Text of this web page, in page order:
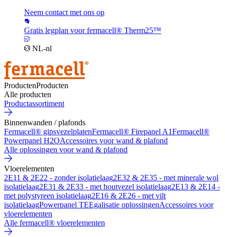
Neem contact met ons op
Gratis legplan voor fermacell® Therm25™
NL-nl
ProductenProducten
Alle producten
Productassortiment
Binnenwanden / plafonds
Fermacell® gipsvezelplatenFermacell® Firepanel A1Fermacell®
Powerpanel H2OAccessoires voor wand & plafond
Alle oplossingen voor wand & plafond
Vloerelementen
2E11 & 2E22 - zonder isolatielaag2E32 & 2E35 - met minerale wol
isolatielaag2E31 & 2E33 - met houtvezel isolatielaag2E13 & 2E14 -
met polystyreen isolatielaag2E16 & 2E26 - met vilt
isolatielaagPowerpanel TEEgalisatie oplossingenAccessoires voor
vloerelementen
Alle fermacell® vloerelementen